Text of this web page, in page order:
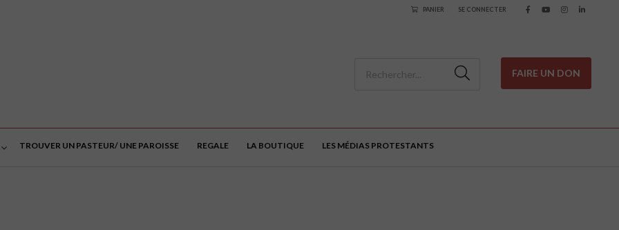
PANIER SE CONNECTER
FAIRE UN DON
TROUVER UN PASTEUR/ UNE PAROISSE REGALE LA BOUTIQUE LES MÉDIAS PROTESTANTS